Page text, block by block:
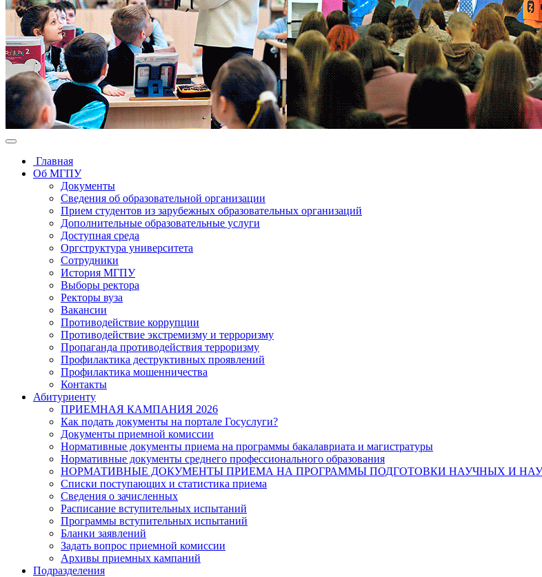
Главная
Об МГПУ
Документы
Сведения об образовательной организации
Прием студентов из зарубежных образовательных организаций
Дополнительные образовательные услуги
Доступная среда
Оргструктура университета
Сотрудники
История МГПУ
Выборы ректора
Ректоры вуза
Вакансии
Противодействие коррупции
Противодействие экстремизму и терроризму
Пропаганда противодействия терроризму
Профилактика деструктивных проявлений
Профилактика мошенничества
Контакты
Абитуриенту
ПРИЕМНАЯ КАМПАНИЯ 2026
Как подать документы на портале Госуслуги?
Документы приемной комиссии
Нормативные документы приема на программы бакалавриата и магистратуры
Нормативные документы среднего профессионального образования
НОРМАТИВНЫЕ ДОКУМЕНТЫ ПРИЕМА НА ПРОГРАММЫ ПОДГОТОВКИ НАУЧНЫХ И
Списки поступающих и статистика приема
Сведения о зачисленных
Расписание вступительных испытаний
Программы вступительных испытаний
Бланки заявлений
Задать вопрос приемной комиссии
Архивы приемных кампаний
Подразделения